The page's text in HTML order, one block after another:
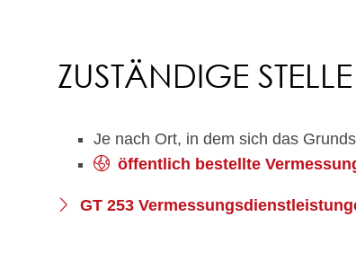
ZUSTÄNDIGE STELLE
Je nach Ort, in dem sich das
öffentlich bestellte
GT 253